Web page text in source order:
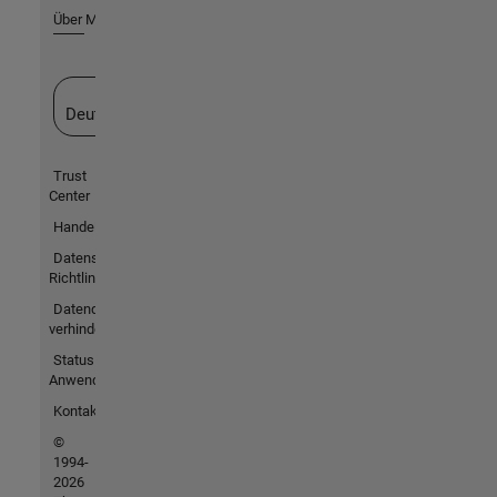
Über MathWorks
Deutschland
Trust
Center
Handelsmarken
Datenschutz-
Richtlinien
Datendiebstahl
verhindern
Status von
Anwendungen
Kontakt
©
1994-
2026